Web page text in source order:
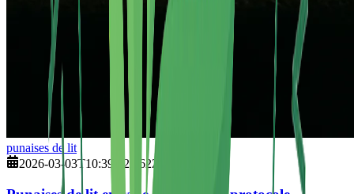
punaises de lit
2026-03-03T10:39:32.962Z